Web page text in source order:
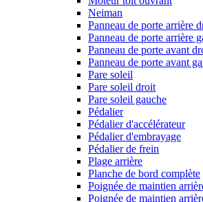
Neiman
Panneau de porte arrière
Panneau de porte arrière
Panneau de porte avant
Panneau de porte avant
Pare soleil
Pare soleil droit
Pare soleil gauche
Pédalier
Pédalier d'accélérateur
Pédalier d'embrayage
Pédalier de frein
Plage arrière
Planche de bord complète
Poignée de maintien
Poignée de maintien